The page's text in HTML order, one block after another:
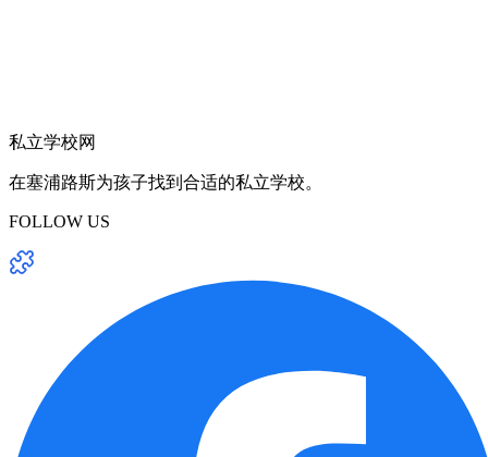
私立学校网
在塞浦路斯为孩子找到合适的私立学校。
FOLLOW US